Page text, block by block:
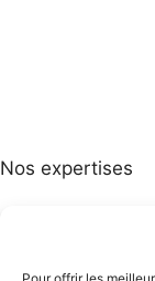
Nos expertises
Contre expertise